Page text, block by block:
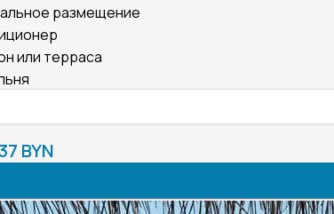
размещение
или терраса
BYN